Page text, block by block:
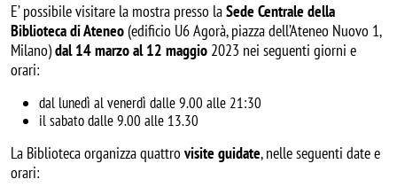
E’ possibile visitare la mostra presso laSede Centrale della
Biblioteca di Ateneo(edificio U6 Agorà, piazza dell’Ateneo Nuovo 1,
Milano)dal 14 marzo al 12 maggio 2023 nei seguenti giorni e
orari:
dal lunedì al venerdì dalle 9.00 alle 21:30
il sabato dalle 9.00 alle 13.30
La Biblioteca organizza quattrovisite guidate, nelle seguenti date e
orari: